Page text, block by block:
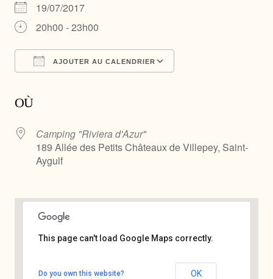
19/07/2017
20h00 - 23h00
AJOUTER AU CALENDRIER
OÙ
Camping "Riviera d'Azur"
189 Allée des Petits Châteaux de Villepey, Saint-
Aygulf
189 Allée des Petits Châteaux de Villepey -
This page can't load Google Maps correctly.
Do you own this website? OK